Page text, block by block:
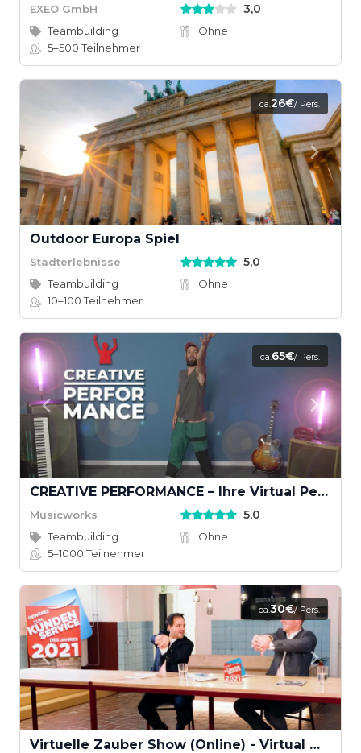
EXEO GmbH 3,0
Teambuilding
Ohne
5–500Teilnehmer
ca.26€/ Pers.
Outdoor Europa Spiel
Stadterlebnisse 5,0
Teambuilding
Ohne
10–100Teilnehmer
ca.65€/ Pers.
CREATIVE PERFORMANCE – Ihre Virtual Performance mit Musikvideodreh
Musicworks 5,0
Teambuilding
Ohne
5–1000Teilnehmer
ca.30€/ Pers.
Virtuelle Zauber Show (Online) - Virtual Magic Show